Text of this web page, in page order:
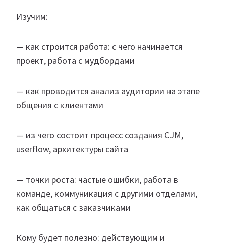
Изучим:
— как строится работа: с чего начинается
проект, работа с мудбордами
— как проводится анализ аудитории на этапе
общения с клиентами
— из чего состоит процесс создания CJM,
userflow, архитектуры сайта
— точки роста: частые ошибки, работа в
команде, коммуникация с другими отделами,
как общаться с заказчиками
Кому будет полезно: действующим и